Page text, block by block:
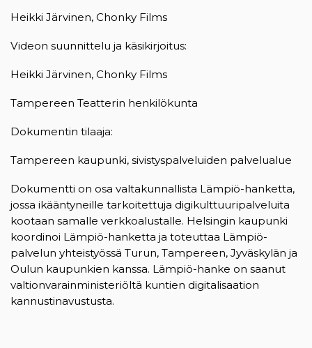
Heikki Järvinen, Chonky Films
Videon suunnittelu ja käsikirjoitus:
Heikki Järvinen, Chonky Films
Tampereen Teatterin henkilökunta
Dokumentin tilaaja:
Tampereen kaupunki, sivistyspalveluiden palvelualue
Dokumentti on osa valtakunnallista Lämpiö-hanketta,
jossa ikääntyneille tarkoitettuja digikulttuuripalveluita
kootaan samalle verkkoalustalle. Helsingin kaupunki
koordinoi Lämpiö-hanketta ja toteuttaa Lämpiö-
palvelun yhteistyössä Turun, Tampereen, Jyväskylän ja
Oulun kaupunkien kanssa. Lämpiö-hanke on saanut
valtionvarainministeriöltä kuntien digitalisaation
kannustinavustusta.